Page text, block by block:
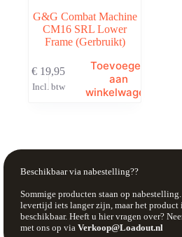
G&G Combat Machine
CM16 SRL Lower
Frame (Gerbruikt)
€ 19,95
Incl. btw
Toevoegen
aan
winkelwagen
Beschikbaar via nabestelling??
Sommige producten staan op
levertijd iets langer zijn, maar het product
beschikbaar. Heeft u hier vragen over?
met ons op via Verkoop@Loadout.nl